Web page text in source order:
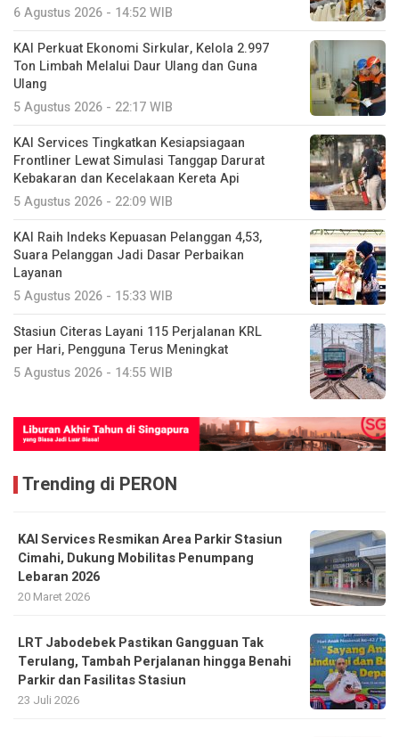
6 Agustus 2026 - 14:52 WIB
KAI Perkuat Ekonomi Sirkular, Kelola 2.997
Ton Limbah Melalui Daur Ulang dan Guna
Ulang
5 Agustus 2026 - 22:17 WIB
KAI Services Tingkatkan Kesiapsiagaan
Frontliner Lewat Simulasi Tanggap Darurat
Kebakaran dan Kecelakaan Kereta Api
5 Agustus 2026 - 22:09 WIB
KAI Raih Indeks Kepuasan Pelanggan 4,53,
Suara Pelanggan Jadi Dasar Perbaikan
Layanan
5 Agustus 2026 - 15:33 WIB
Stasiun Citeras Layani 115 Perjalanan KRL
per Hari, Pengguna Terus Meningkat
5 Agustus 2026 - 14:55 WIB
Trending di PERON
KAI Services Resmikan Area Parkir Stasiun
Cimahi, Dukung Mobilitas Penumpang
Lebaran 2026
20 Maret 2026
LRT Jabodebek Pastikan Gangguan Tak
Terulang, Tambah Perjalanan hingga Benahi
Parkir dan Fasilitas Stasiun
23 Juli 2026